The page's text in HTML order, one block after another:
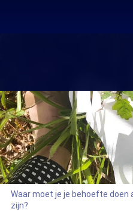
Waar moet je je behoefte
zijn?